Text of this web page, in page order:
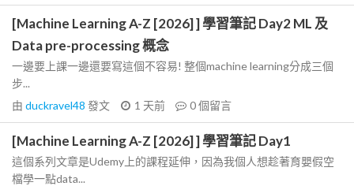
[Machine Learning A-Z [2026] ] 學習筆記 Day2 ML 及
Data pre-processing 概念
一邊要上課一邊還要寫這個不容易! 整個machine learning分成三個
步...
由 duckravel48 發文 1 天前 0個留言
[Machine Learning A-Z [2026] ] 學習筆記 Day1
這個系列文章是Udemy上的課程延伸，因為我個人想趁著育嬰假空
檔學一點data...